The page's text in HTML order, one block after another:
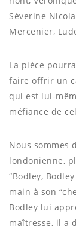
Séverine
Mercenier,
La pièce
faire offrir un
qui est lui-
méfiance de
Nous sommes
londonienne,
“Bodley,
main à son
Bodley lui
maîtresse, il a